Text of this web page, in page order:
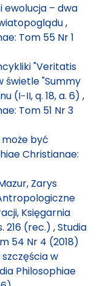
ewolucja – dwa
,
Tom 55 Nr 1
"Veritatis
świetle "Summy
(I−II, q. 18, a. 6) ,
Tom 51 Nr 3
być
Christianae:
Zarys
Księgarnia
216 (rec.) ,Studia
54 Nr 4 (2018)
w
Philosophiae